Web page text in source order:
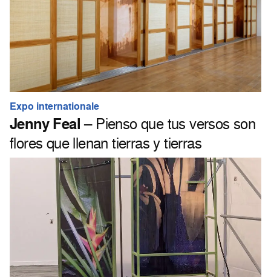
Expo internationale
Jenny Feal– Pienso que tus versos son
flores que llenan tierras y tierras